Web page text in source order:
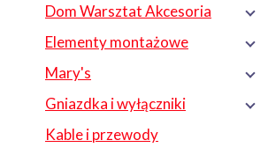
Dom Warsztat Akcesoria
Elementy montażowe
Mary's
Gniazdka i wyłączniki
Kable i przewody